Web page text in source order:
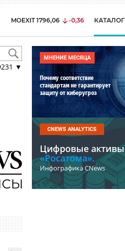
MOEXIT 1796,06 -0,36 КАТАЛОГ
▼
МНЕНИЕ МЕСЯЦА
Почему соответствие
стандартам не гарантирует
защиту от киберугроз
CNEWS ANALYTICS
Цифровые активы
«Росатома».
Инфографика CNews